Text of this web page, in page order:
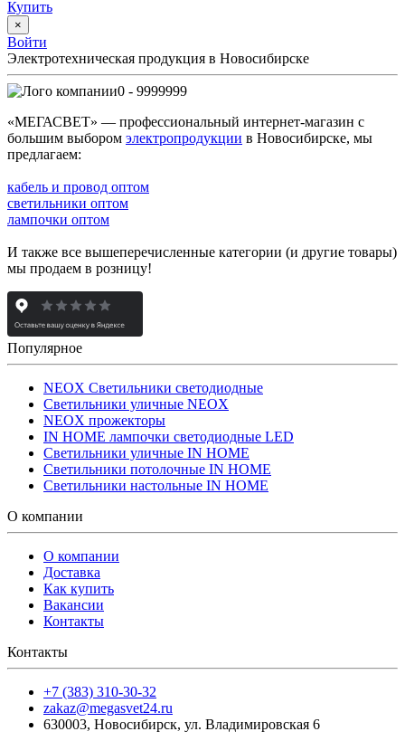
Купить
×
Войти
Электротехническая продукция в Новосибирске
0 - 9999999
«МЕГАСВЕТ» — профессиональный интернет-магазин с
большим выбором электропродукции в Новосибирске, мы
предлагаем:
кабель и провод оптом
светильники оптом
лампочки оптом
И также все вышеперечисленные категории (и другие товары)
мы продаем в розницу!
Популярное
NEOX Светильники светодиодные
Светильники уличные NEOX
NEOX прожекторы
IN HOME лампочки светодиодные LED
Светильники уличные IN HOME
Светильники потолочные IN HOME
Светильники настольные IN HOME
О компании
О компании
Доставка
Как купить
Вакансии
Контакты
Контакты
+7 (383) 310-30-32
zakaz@megasvet24.ru
630003, Новосибирск, ул. Владимировская 6